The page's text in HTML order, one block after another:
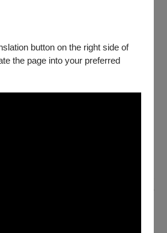
button on the right side of
the page into your preferred
術大學中國音樂學系，主修揚琴，師
灣藝術大學中國音樂學系碩士班，師
之星》決賽獲揚琴組第一名與作曲家
樂系推薦入選北市國「誰來接班
」
人揚琴獨奏會，同年
小劇場、臺灣藝術大學福舟廳、臺南
作曲家王韻雅作品《蛻變狂想》；
年與台灣揚琴樂團於宜蘭演藝廳演出揚
間陸續與指揮家瞿春泉、顧寶文、安
作演出多首揚琴協奏曲。現為台灣揚